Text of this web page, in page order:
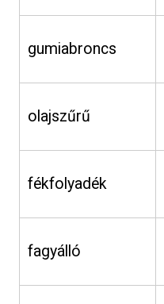
gumiabroncs
olajszűrű
fékfolyadék
fagyálló